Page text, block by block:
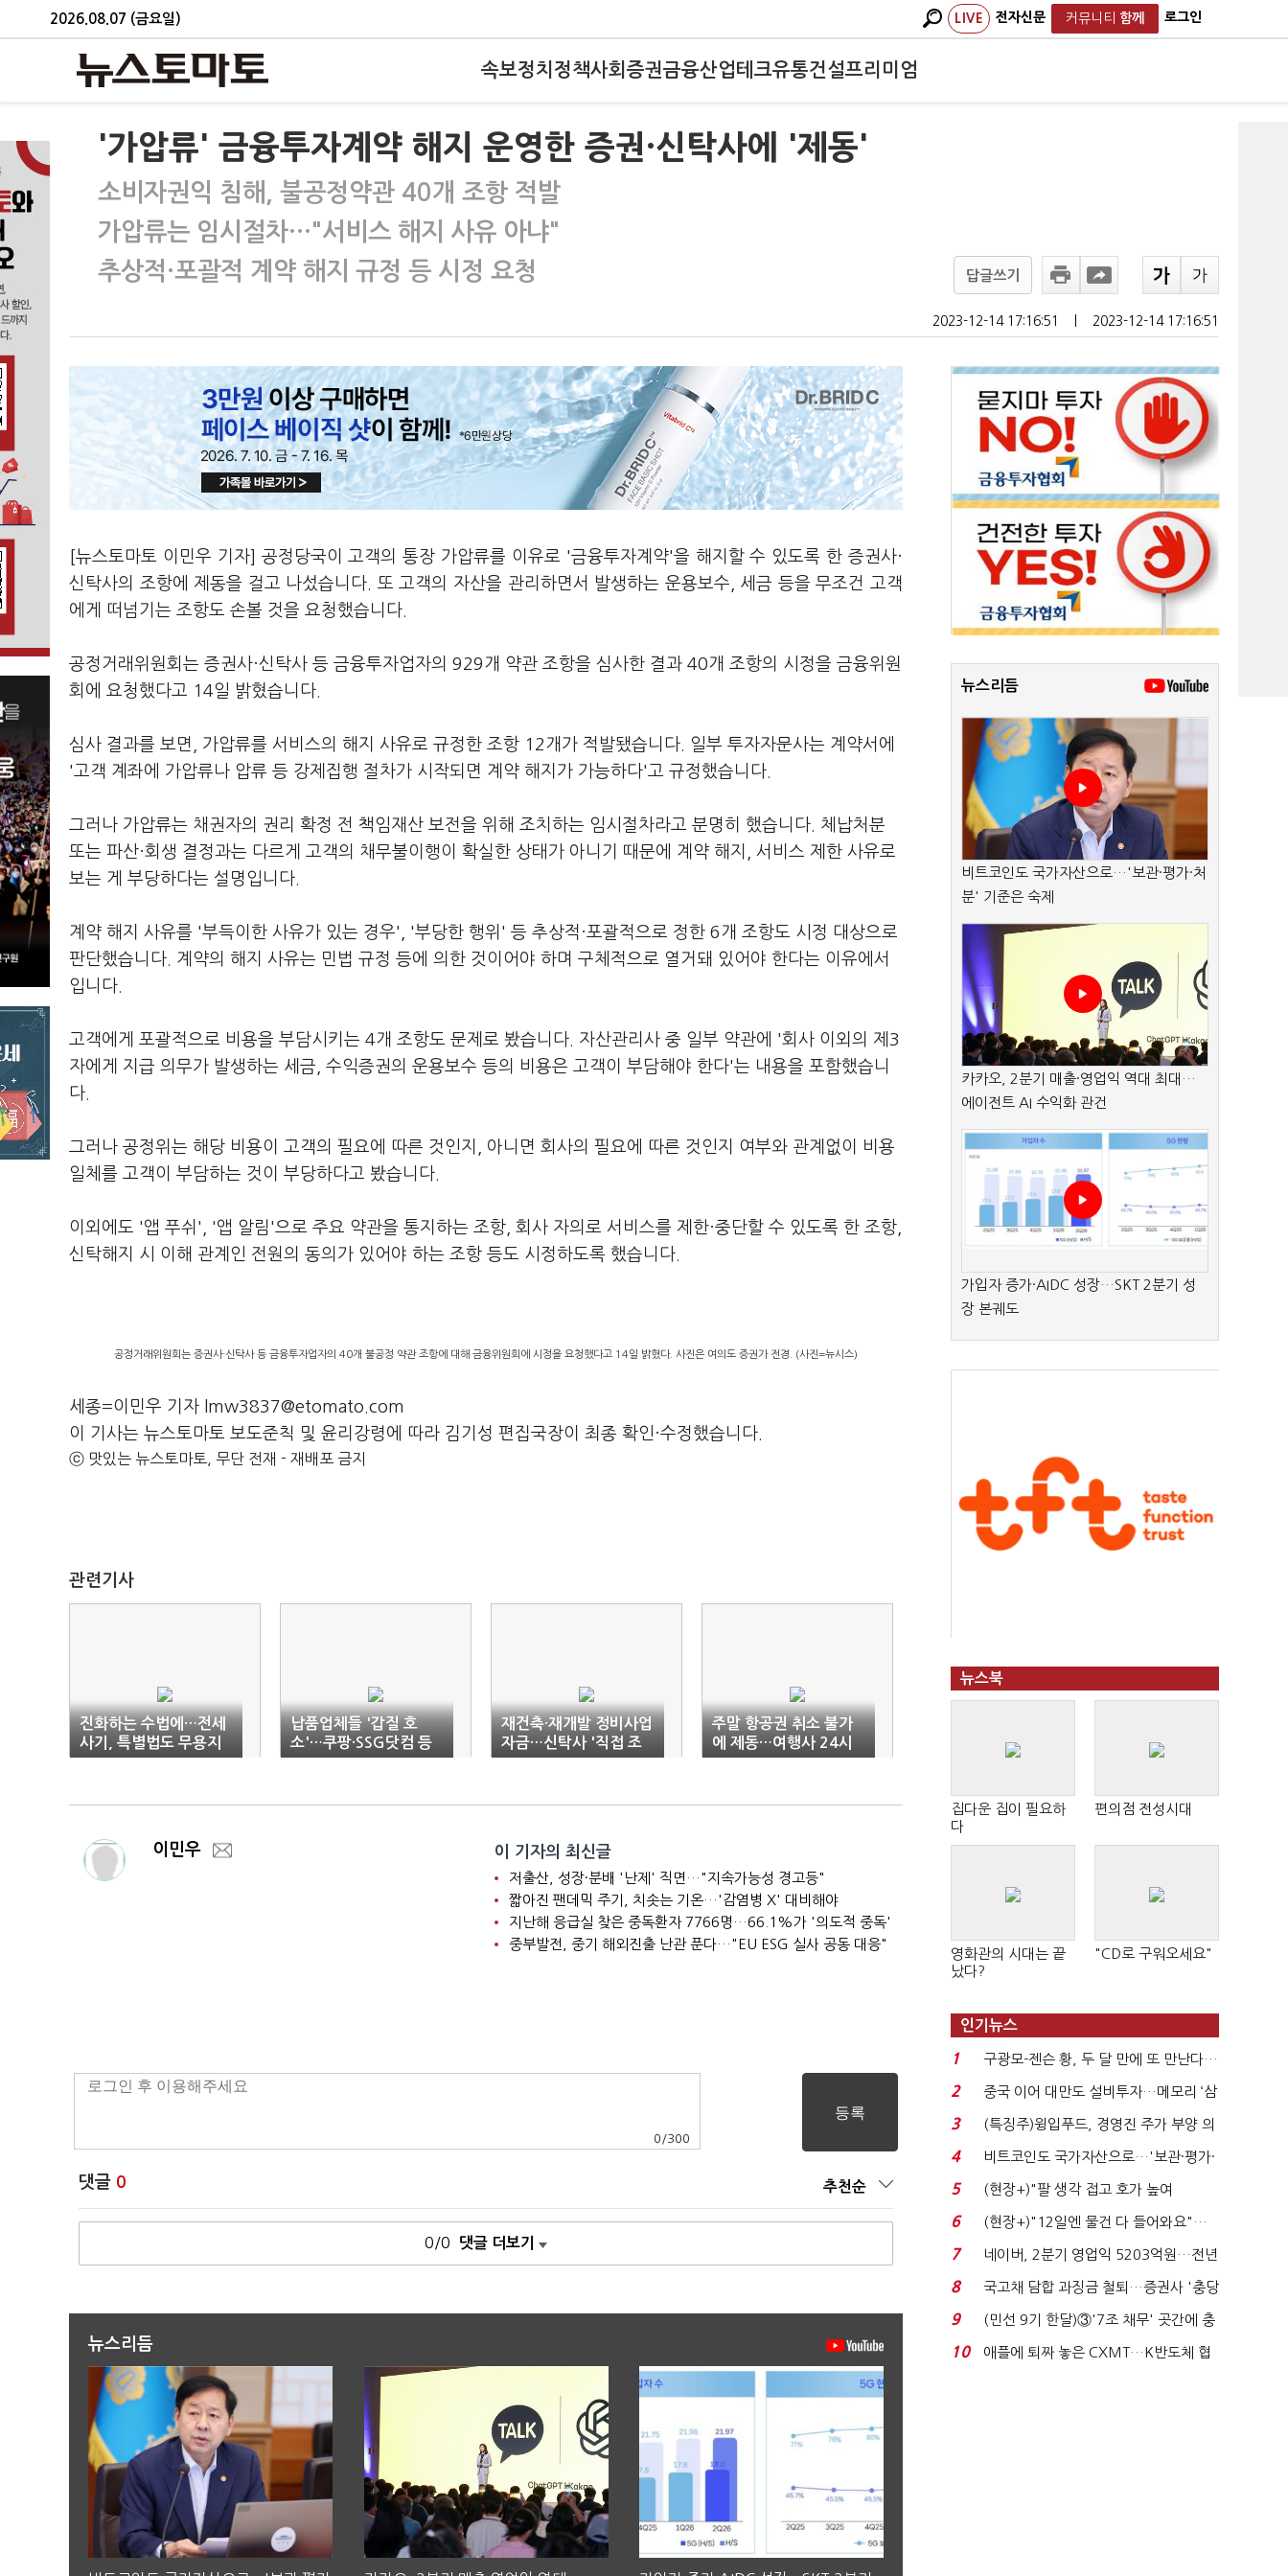
2026.08.07 (금요일) LIVE 전자신문 커뮤니티 함께 로그인
속보정치 정책사회 증권금융산업테크유통건설프리미엄
'가압류' 금융투자계약 해지 운영한 증권·신탁사에 '제동'
소비자권익 침해, 불공정약관 40개 조항 적발
가압류는 임시절차…"서비스 해지 사유 아냐"
추상적·포괄적 계약 해지 규정 등 시정 요청
답글쓰기
2023-12-14 17:16:51 2023-12-14 17:16:51
[뉴스토마토 이민우 기자] 공정당국이 고객의 통장 가압류를 이유로 '금융투자계약'을 해지할 수 있도록 한 증권사·
신탁사의 조항에 제동을 걸고 나섰습니다. 또 고객의 자산을 관리하면서 발생하는 운용보수, 세금 등을 무조건 고객
에게 떠넘기는 조항도 손볼 것을 요청했습니다.
공정거래위원회는 증권사·신탁사 등 금융투자업자의 929개 약관 조항을 심사한 결과 40개 조항의 시정을 금융위원
회에 요청했다고 14일 밝혔습니다.
심사 결과를 보면, 가압류를 서비스의 해지 사유로 규정한 조항 12개가 적발됐습니다. 일부 투자자문사는 계약서에
'고객 계좌에 가압류나 압류 등 강제집행 절차가 시작되면 계약 해지가 가능하다'고 규정했습니다.
그러나 가압류는 채권자의 권리 확정 전 책임재산 보전을 위해 조치하는 임시절차라고 분명히 했습니다. 체납처분
또는 파산·회생 결정과는 다르게 고객의 채무불이행이 확실한 상태가 아니기 때문에 계약 해지, 서비스 제한 사유로
보는 게 부당하다는 설명입니다.
계약 해지 사유를 '부득이한 사유가 있는 경우', '부당한 행위' 등 추상적·포괄적으로 정한 6개 조항도 시정 대상으로
판단했습니다. 계약의 해지 사유는 민법 규정 등에 의한 것이어야 하며 구체적으로 열거돼 있어야 한다는 이유에서
입니다.
고객에게 포괄적으로 비용을 부담시키는 4개 조항도 문제로 봤습니다. 자산관리사 중 일부 약관에 '회사 이외의 제3
자에게 지급 의무가 발생하는 세금, 수익증권의 운용보수 등의 비용은 고객이 부담해야 한다'는 내용을 포함했습니
다.
그러나 공정위는 해당 비용이 고객의 필요에 따른 것인지, 아니면 회사의 필요에 따른 것인지 여부와 관계없이 비용
일체를 고객이 부담하는 것이 부당하다고 봤습니다.
이외에도 '앱 푸쉬', '앱 알림'으로 주요 약관을 통지하는 조항, 회사 자의로 서비스를 제한·중단할 수 있도록 한 조항,
신탁해지 시 이해 관계인 전원의 동의가 있어야 하는 조항 등도 시정하도록 했습니다.
공정거래위원회는 증권사·신탁사 등 금융투자업자의 40개 불공정 약관 조항에 대해 금융위원회에 시정을 요청했다고 14일 밝혔다. 사진은 여의도 증권가 전경. (사진=뉴시스)
세종=이민우 기자 lmw3837@etomato.com
이 기사는 뉴스토마토 보도준칙 및 윤리강령에 따라 김기성 편집국장이 최종 확인·수정했습니다.
ⓒ 맛있는 뉴스토마토, 무단 전재 - 재배포 금지
관련기사
진화하는 수법에…전세
사기, 특별법도 무용지
물
납품업체들 '갑질 호
소'…쿠팡·SSG닷컴 등
e쇼핑몰 '칼날 정조준'
재건축·재개발 정비사업
자금…신탁사 '직접 조
달'
주말 항공권 취소 불가
에 제동…여행사 24시
간 '환불'·2주 내 '환급'
이민우 이 기자의 최신글
저출산, 성장·분배 '난제' 직면…"지속가능성 경고등"
짧아진 팬데믹 주기, 치솟는 기온…'감염병 X' 대비해야
지난해 응급실 찾은 중독환자 7766명…66.1%가 '의도적 중독'
중부발전, 중기 해외진출 난관 푼다…"EU ESG 실사 공동 대응"
0 /300
댓글 0 추천순
0/0 댓글 더보기
뉴스리듬
뉴스리듬
비트코인도 국가자산으로…'보관·평가·처
분' 기준은 숙제
카카오, 2분기 매출·영업익 역대 최대…
에이전트 AI 수익화 관건
가입자 증가·AIDC 성장…SKT 2분기 성
장 본궤도
뉴스북
집다운 집이 필요하
다
편의점 전성시대
영화관의 시대는 끝
났다?
"CD로 구워오세요"
인기뉴스
1
구광모-젠슨 황, 두 달 만에 또 만난다…
로봇·AI 등 논...
2
중국 이어 대만도 설비투자…메모리 ‘삼
국전쟁’
3
(특징주)윙입푸드, 경영진 주가 부양 의
지에 상한가...
4
비트코인도 국가자산으로…'보관·평가·
처분' 기준은 ...
5
(현장+)"팔 생각 접고 호가 높여
요"…'덜 똘똘한 한 채' 20...
6
(현장+)"12일엔 물건 다 들어와요"…
빈 매대 채우며 문 연 ...
7
네이버, 2분기 영업익 5203억원…전년
비 0.2% 감소...
8
국고채 담합 과징금 철퇴…증권사 '충당
금 폭탄' 우려...
9
(민선 9기 한달)③'7조 채무' 곳간에 충
격…추미애, 20년...
10
애플에 퇴짜 놓은 CXMT…K반도체 협